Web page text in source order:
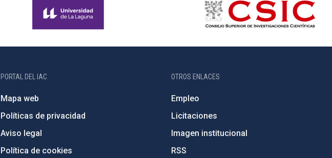
PORTAL DEL IAC
Mapa web
Políticas de privacidad
Aviso legal
Política de cookies
OTROS ENLACES
Empleo
Licitaciones
Imagen institucional
RSS